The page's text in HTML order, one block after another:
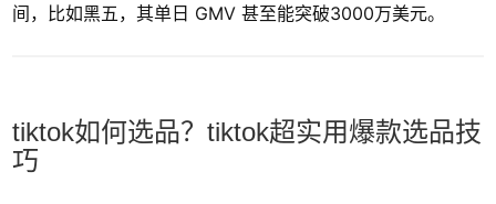
间，比如黑五，其单日 GMV 甚至能突破3000万美元。
tiktok如何选品？tiktok超实用爆款选品技
巧